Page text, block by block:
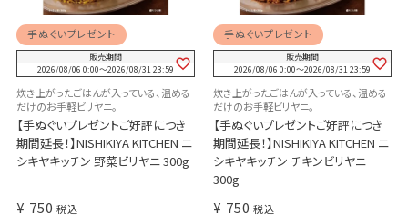
手ぬぐいプレゼント
販売期間
2026/08/06 0:00〜2026/08/31 23:59
炊き上がったごはんが入っている、温める
だけのお手軽ビリヤニ。
【手ぬぐいプレゼントご好評につき
期間延長！】NISHIKIYA KITCHEN ニ
シキヤキッチン 野菜ビリヤニ 300g
¥ 750 税込
手ぬぐいプレゼント
販売期間
2026/08/06 0:00〜2026/08/31 23:59
炊き上がったごはんが入っている、温める
だけのお手軽ビリヤニ。
【手ぬぐいプレゼントご好評につき
期間延長！】NISHIKIYA KITCHEN ニ
シキヤキッチン チキンビリヤニ
300g
¥ 750 税込